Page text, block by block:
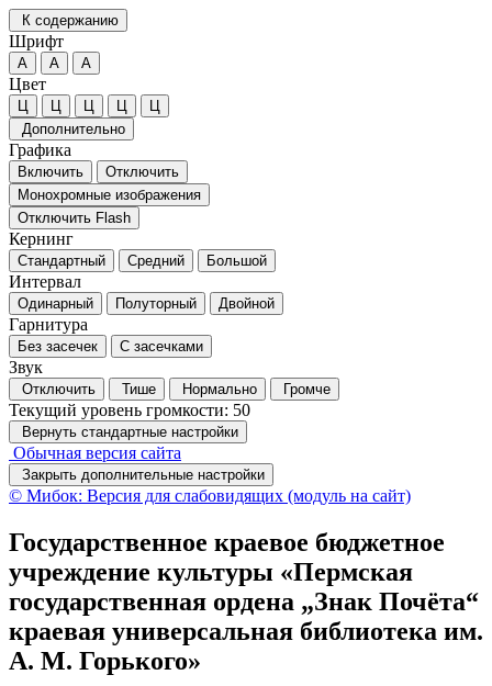
К содержанию
Шрифт
А А А
Цвет
Ц Ц Ц Ц
Ц
Дополнительно
Графика
Включить
Отключить
Монохромные изображения
Отключить Flash
Кернинг
Стандартный Средний Большой
Интервал
Одинарный Полуторный Двойной
Гарнитура
Без засечек С засечками
Звук
Отключить Тише Нормально Громче
Текущий уровень громкости: 50
Вернуть стандартные настройки
Обычная версия сайта
Закрыть дополнительные настройки
© Мибок: Версия для слабовидящих (модуль на сайт)
Государственное краевое бюджетное
учреждение культуры «Пермская
государственная ордена „Знак Почёта“
краевая универсальная библиотека им.
А. М. Горького»